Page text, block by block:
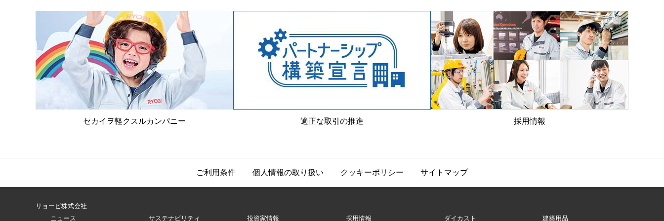
セカイヲ軽クスルカンパニー 適正な取引の推進 採用情報
ご利用条件 個人情報の取り扱い クッキーポリシー サイトマップ
リョービ株式会社
ニュース
サステナビリティ 投資家情報 採用情報 ダイカスト 建築用品